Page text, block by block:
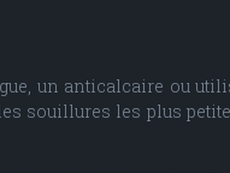
un anticalcaire ou
souillures les plus